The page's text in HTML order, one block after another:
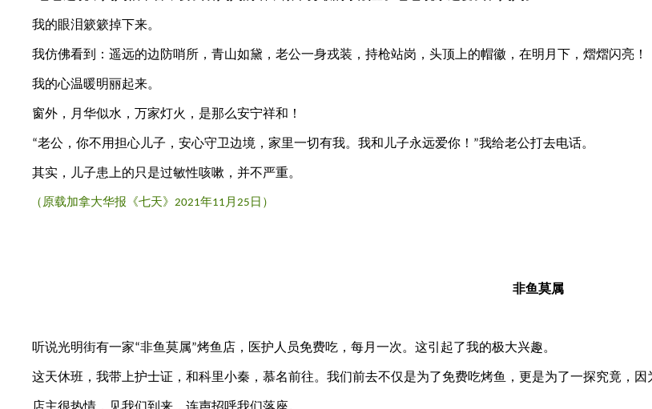
我的眼泪簌簌掉下来。
我仿佛看到：遥远的边防哨所，青山如黛，老公一身戎装，持枪站岗，头顶上的帽徽，在明月下，熠熠闪亮！
我的心温暖明丽起来。
窗外，月华似水，万家灯火，是那么安宁祥和！
“老公，你不用担心儿子，安心守卫边境，家里一切有我。我和儿子永远爱你！ ”我给老公打去电话。
其实，儿子患上的只是过敏性咳嗽，并不严重。
（原载加拿大华报《七天》 2021年11 月 25 日）
非鱼莫属
听说光明街有一家“非鱼莫属”烤鱼店，医护人员免费吃，每月一次。这引起了我的极大兴趣。
这天休班，我带上护士证，和科里小秦，慕名前往。我们前去不仅是为了免费吃烤鱼，更是为了一探究竟，因